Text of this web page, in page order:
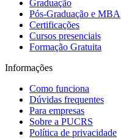
Graduação
Pós-Graduação e MBA
Certificações
Cursos presenciais
Formação Gratuita
Informações
Como funciona
Dúvidas frequentes
Para empresas
Sobre a PUCRS
Política de privacidade